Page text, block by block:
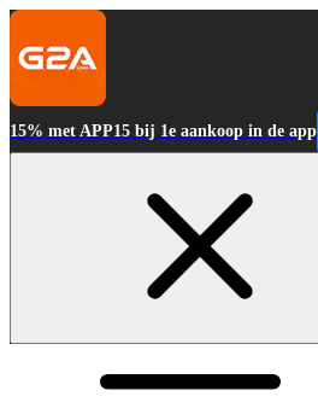
15% met APP15 bij 1e aankoop in de app